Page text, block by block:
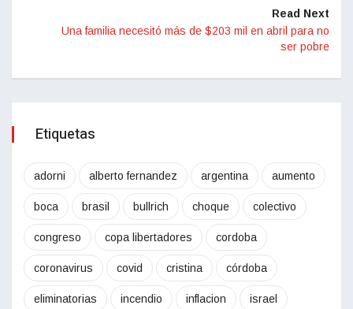
Read Next
Una familia necesitó más de $203 mil en abril para no
ser pobre
Etiquetas
adorni alberto fernandez argentina aumento
boca brasil bullrich choque colectivo
congreso copa libertadores cordoba
coronavirus covid cristina córdoba
eliminatorias incendio inflacion israel